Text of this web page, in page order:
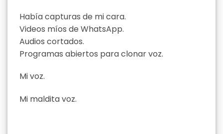
Había capturas de mi cara.
Videos míos de WhatsApp.
Audios cortados.
Programas abiertos para clonar voz.
Mi voz.
Mi maldita voz.